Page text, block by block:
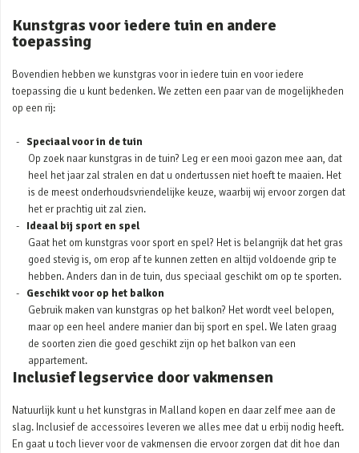
Kunstgras voor iedere tuin en andere
toepassing
Bovendien hebben we kunstgras voor in iedere tuin en voor iedere
toepassing die u kunt bedenken. We zetten een paar van de mogelijkheden
op een rij:
Speciaal voor in de tuin
Op zoek naar kunstgras in de tuin? Leg er een mooi gazon mee aan, dat
heel het jaar zal stralen en dat u ondertussen niet hoeft te maaien. Het
is de meest onderhoudsvriendelijke keuze, waarbij wij ervoor zorgen dat
het er prachtig uit zal zien.
Ideaal bij sport en spel
Gaat het om kunstgras voor sport en spel? Het is belangrijk dat het gras
goed stevig is, om erop af te kunnen zetten en altijd voldoende grip te
hebben. Anders dan in de tuin, dus speciaal geschikt om op te sporten.
Geschikt voor op het balkon
Gebruik maken van kunstgras op het balkon? Het wordt veel belopen,
maar op een heel andere manier dan bij sport en spel. We laten graag
de soorten zien die goed geschikt zijn op het balkon van een
appartement.
Inclusief legservice door vakmensen
Natuurlijk kunt u het kunstgras in Malland kopen en daar zelf mee aan de
slag. Inclusief de accessoires leveren we alles mee dat u erbij nodig heeft.
En gaat u toch liever voor de vakmensen die ervoor zorgen dat dit hoe dan